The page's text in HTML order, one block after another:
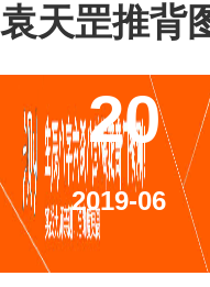
袁天罡推背
20
2019-06